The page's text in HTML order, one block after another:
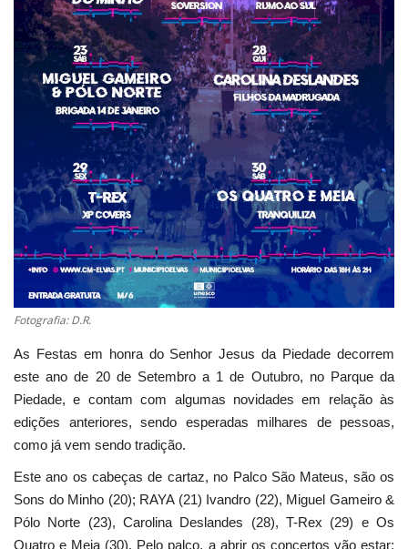
Cultura
Lazer
Ambiente
Fotografia: D.R.
As Festas em honra do Senhor Jesus da Piedade decorrem
este ano de 20 de Setembro a 1 de Outubro, no Parque da
Piedade, e contam com algumas novidades em relação às
edições anteriores, sendo esperadas milhares de pessoas,
como já vem sendo tradição.
Este ano os cabeças de cartaz, no Palco São Mateus, são os
Sons do Minho (20); RAYA (21) Ivandro (22), Miguel Gameiro &
Pólo Norte (23), Carolina Deslandes (28), T-Rex (29) e Os
Quatro e Meia (30). Pelo palco, a abrir os concertos vão estar: